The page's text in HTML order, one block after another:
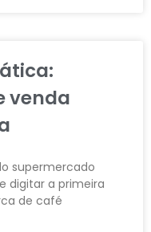
venda
supermercado
digitar a primeira
de café